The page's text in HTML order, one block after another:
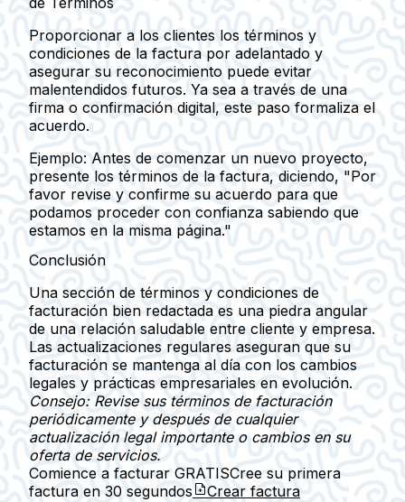
Proporcionar a los clientes los términos y
condiciones de la factura por adelantado y
asegurar su reconocimiento puede evitar
malentendidos futuros. Ya sea a través de una
firma o confirmación digital, este paso formaliza el
acuerdo.
Ejemplo: Antes de comenzar un nuevo proyecto,
presente los términos de la factura, diciendo, "Por
favor revise y confirme su acuerdo para que
podamos proceder con confianza sabiendo que
estamos en la misma página."
Conclusión
Una sección de términos y condiciones de
facturación bien redactada es una piedra angular
de una relación saludable entre cliente y empresa.
Las actualizaciones regulares aseguran que su
facturación se mantenga al día con los cambios
legales y prácticas empresariales en evolución.
Consejo: Revise sus términos de facturación
periódicamente y después de cualquier
actualización legal importante o cambios en su
oferta de servicios.
Comience a facturar GRATISCree su primera
factura en 30 segundos Crear factura